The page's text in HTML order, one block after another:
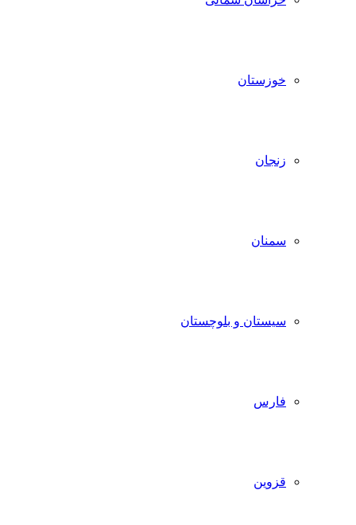
خوزستان
زنجان
سمنان
سیستان و بلوچستان
فارس
قزوین